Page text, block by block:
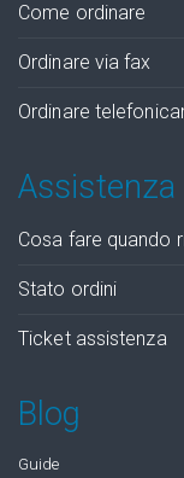
Come ordinare
Ordinare via fax
Ordinare
Cosa fare quando
Stato ordini
Ticket assistenza
Blog
Guide